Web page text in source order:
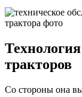
тракторов
Со стороны она